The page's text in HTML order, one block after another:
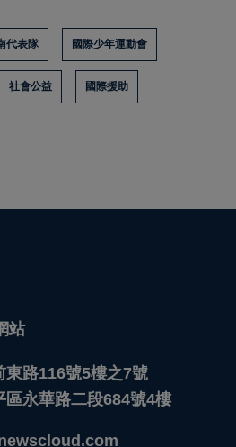
代表隊 國際少年運動會
社會公益 國際援助
站
東路116號5樓之7號
區永華路二段684號4樓